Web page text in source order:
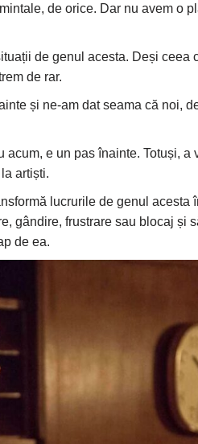
de orice. Dar nu avem o
de genul acesta. Deși ceea
de rar.
și ne-am dat seama că noi,
acum, e un pas înainte. Totuși, a
artiști.
lucrurile de genul acesta
gândire, frustrare sau blocaj și
de ea.